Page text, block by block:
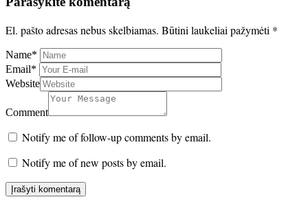
El. pašto adresas nebus skelbiamas. Būtini laukeliai pažymėti *
Name*
Email*
Website
Comment
Notify me of follow-up comments by email.
Notify me of new posts by email.